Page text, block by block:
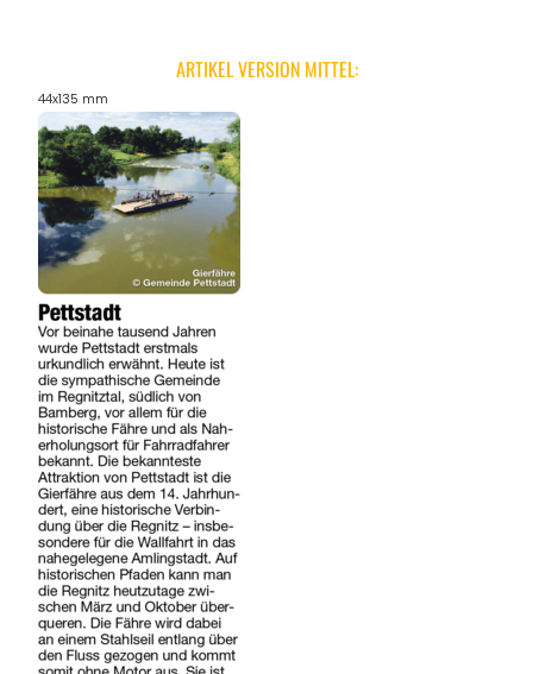
ARTIKEL VERSION MITTEL:
44x135 mm